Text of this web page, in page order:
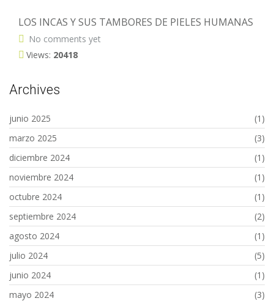
LOS INCAS Y SUS TAMBORES DE PIELES HUMANAS
No comments yet
Views: 20418
Archives
junio 2025
(1)
marzo 2025
(3)
diciembre 2024
(1)
noviembre 2024
(1)
octubre 2024
(1)
septiembre 2024
(2)
agosto 2024
(1)
julio 2024
(5)
junio 2024
(1)
mayo 2024
(3)